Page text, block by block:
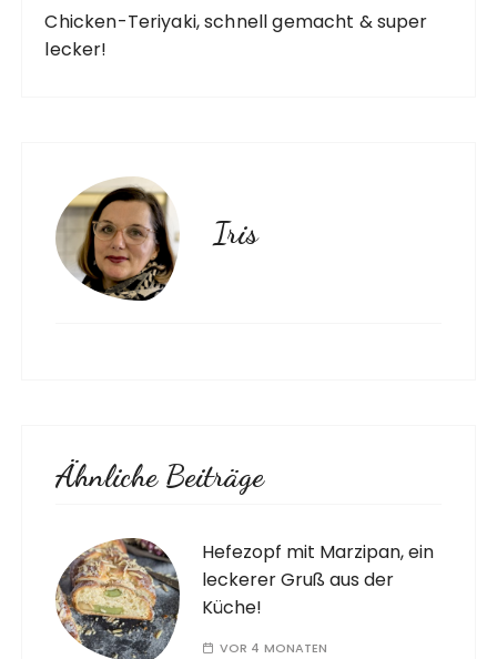
Chicken-Teriyaki, schnell gemacht & super
lecker!
Iris
Ähnliche Beiträge
Hefezopf mit Marzipan, ein
leckerer Gruß aus der
Küche!
VOR 4 MONATEN